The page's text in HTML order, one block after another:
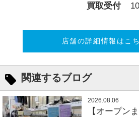
買取受付
店舗の詳細情報はこ
関連するブログ
2026.08.06
【オープン